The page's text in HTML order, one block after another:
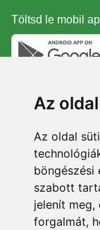
Töltsd le mobil
Az
Az oldal
böngészési
szabott
jelenít meg,
forgalmát,